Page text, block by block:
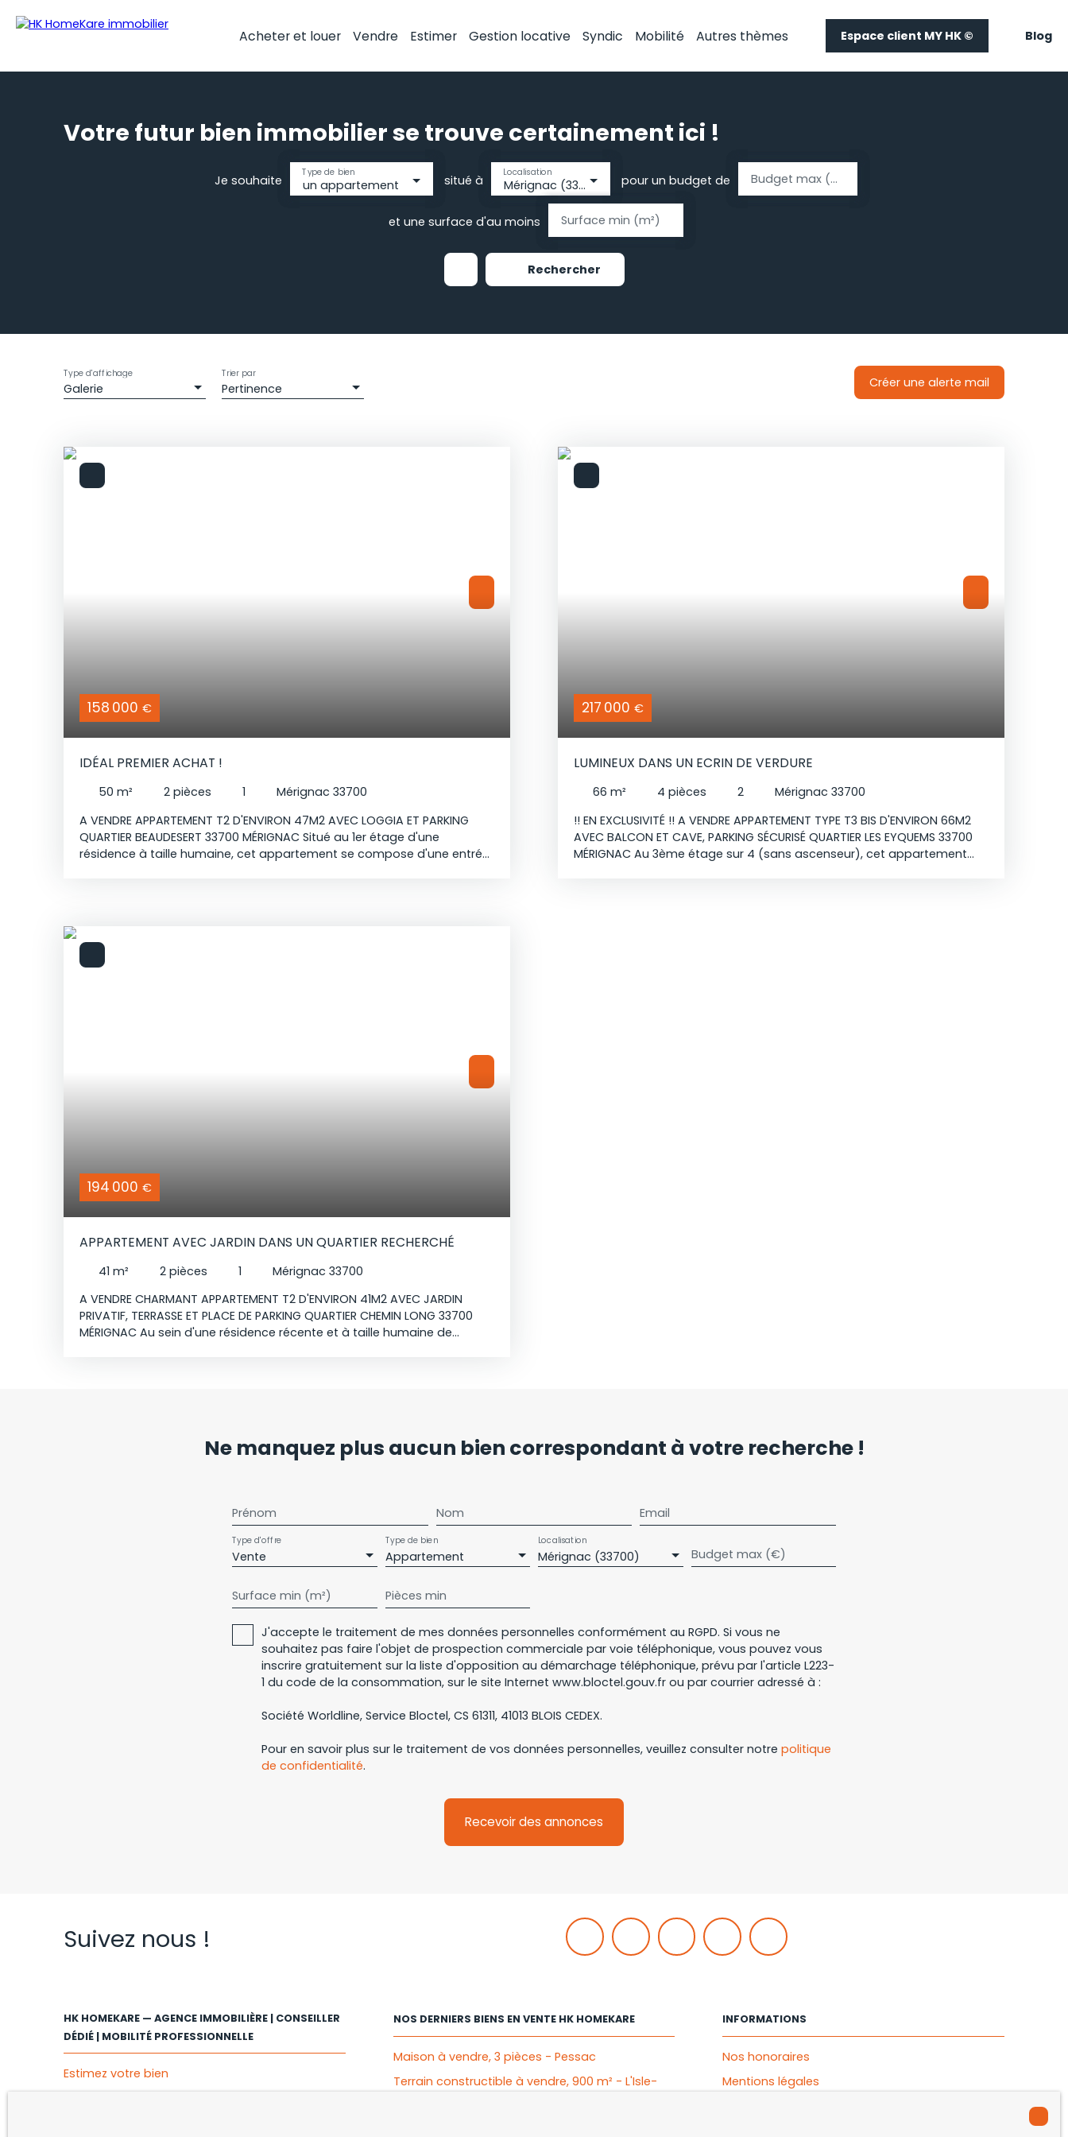
Acheter et louer Vendre Estimer Gestion locative Syndic Mobilité Autres thèmes Espace client MY HK © Blog
Votre futur bien immobilier se trouve certainement ici !
Je souhaite un appartement
Type de bien
situé à Mérignac (33700)
Localisation
pour un budget de Budget max (€)
et une surface d'au moins Surface min (m²)
Rechercher
Galerie
Type d'affichage
Pertinence
Trier par
Créer une alerte mail
158 000 €
IDÉAL PREMIER ACHAT !
50 m² 2 pièces 1
Mérignac 33700
A VENDRE APPARTEMENT T2 D'ENVIRON 47M2 AVEC LOGGIA ET PARKING
QUARTIER BEAUDESERT 33700 MÉRIGNAC Situé au 1er étage d'une
résidence à taille humaine, cet appartement se compose d'une entrée
15 minutes en bus ! Idéal pour un premier achat ou un investissement
217 000 €
LUMINEUX DANS UN ECRIN DE VERDURE
66 m² 4 pièces 2
Mérignac 33700
!! EN EXCLUSIVITÉ !! A VENDRE APPARTEMENT TYPE T3 BIS D'ENVIRON 66M2
AVEC BALCON ET CAVE, PARKING SÉCURISÉ QUARTIER LES EYQUEMS 33700
MÉRIGNAC Au 3ème étage sur 4 (sans ascenseur), cet appartement
194 000 €
APPARTEMENT AVEC JARDIN DANS UN QUARTIER RECHERCHÉ
41 m² 2 pièces 1
Mérignac 33700
A VENDRE CHARMANT APPARTEMENT T2 D'ENVIRON 41M2 AVEC JARDIN
PRIVATIF, TERRASSE ET PLACE DE PARKING QUARTIER CHEMIN LONG 33700
MÉRIGNAC Au sein d'une résidence récente et à taille humaine de
terrasse et à un jardin d'environ 60m2, exposés plein SUD. L'espace nuit
Ne manquez plus aucun bien correspondant à votre recherche !
Prénom Nom Email
Vente
Type d'offre
Appartement
Type de bien
Mérignac (33700)
Localisation
Budget max (€)
Surface min (m²) Pièces min
J'accepte le traitement de mes données personnelles conformément au RGPD. Si vous ne
souhaitez pas faire l'objet de prospection commerciale par voie téléphonique, vous pouvez vous
inscrire gratuitement sur la liste d'opposition au démarchage téléphonique, prévu par l'article L223-
1 du code de la consommation, sur le site Internet www.bloctel.gouv.fr ou par courrier adressé à :
Société Worldline, Service Bloctel, CS 61311, 41013 BLOIS CEDEX.
Pour en savoir plus sur le traitement de vos données personnelles, veuillez consulter notre politique
de confidentialité.
Recevoir des annonces
Suivez nous !
HK HOMEKARE — AGENCE IMMOBILIÈRE | CONSEILLER
DÉDIÉ | MOBILITÉ PROFESSIONNELLE
Estimez votre bien
NOS DERNIERS BIENS EN VENTE HK HOMEKARE
Maison à vendre, 3 pièces - Pessac
Terrain constructible à vendre, 900 m² - L'Isle-
INFORMATIONS
Nos honoraires
Mentions légales